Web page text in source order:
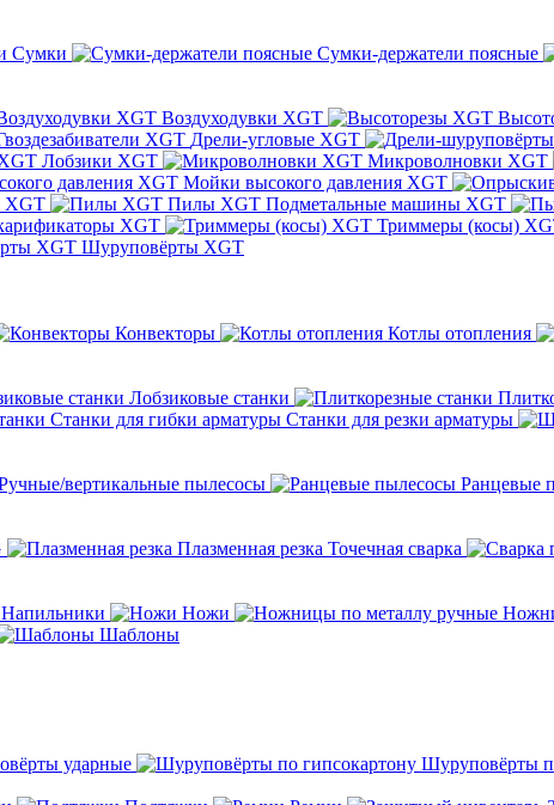
Сумки
Сумки-держатели поясные
Воздуходувки XGT
XGT Дрели-угловые XGT
Лобзики XGT Микроволновки XGT
Мойки высокого давления XGT
XGT Пилы XGT Подметальные машины XGT
XGT Триммеры (косы)
Шуруповёрты XGT
Конвекторы Котлы отопления
Лобзиковые станки
Станки для гибки арматуры Станки для резки арматуры
вертикальные пылесосы
Ранцевые
Плазменная резка Точечная сварка
Напильники Ножи
Шаблоны
ударные
Шуруповёрты